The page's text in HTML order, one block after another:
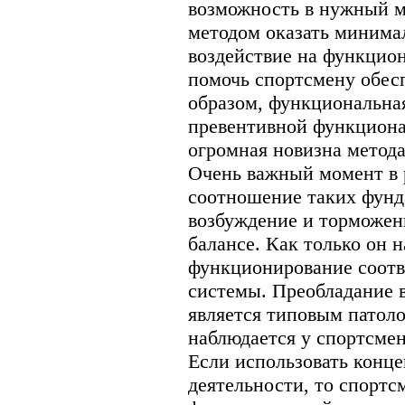
возможность в нужный
методом оказать
воздействие на
помочь спортсмену
образом,
превентивной
огромная новизна
Очень важный момент в
соотношение таких
возбуждение и
балансе. Как только он
функционирование
системы. Преобладание
является типовым
наблюдается у
Если использовать
деятельности, то